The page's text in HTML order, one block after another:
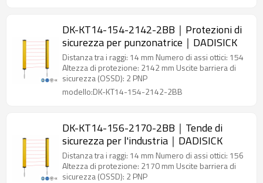
DK-KT14-154-2142-2BB｜Protezioni di
sicurezza per punzonatrice｜DADISICK
Distanza tra i raggi: 14 mm Numero di assi ottici: 154
Altezza di protezione: 2142 mm Uscite barriera di
sicurezza (OSSD): 2 PNP
modello:DK-KT14-154-2142-2BB
DK-KT14-156-2170-2BB｜Tende di
sicurezza per l'industria｜DADISICK
Distanza tra i raggi: 14 mm Numero di assi ottici: 156
Altezza di protezione: 2170 mm Uscite barriera di
sicurezza (OSSD): 2 PNP